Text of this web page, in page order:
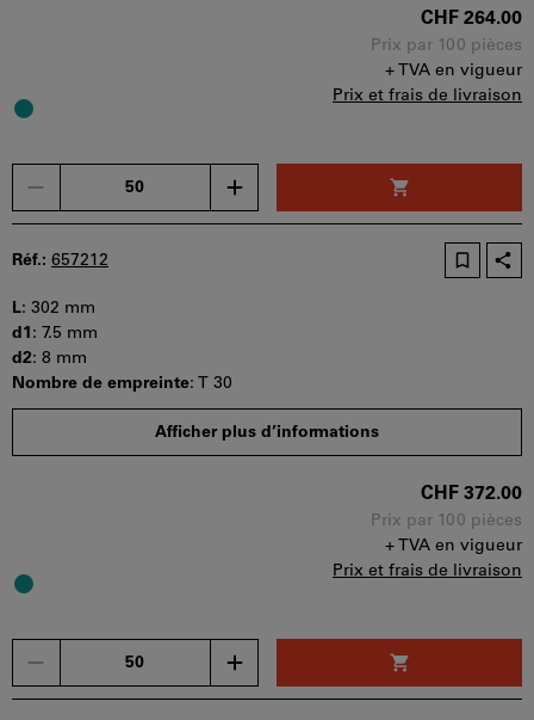
CHF 264.00
Prix par 100 pièces
+ TVA en vigueur
Prix et frais de livraison
bon
d'achat
être
utilisé
par
panier.
Réf.: 657212
L: 302 mm
d1 : 7.5 mm
d2: 8 mm
Nombre de empreinte: T 30
Quantité minimale de commande : 50 pièces
Etapes de la commande : 50 pièces
Afficher plus d’informations
CHF 372.00
Prix par 100 pièces
+ TVA en vigueur
Prix et frais de livraison
bon